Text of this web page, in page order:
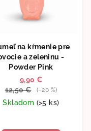
na kŕmenie pre
a zeleninu -
Powder Pink
9,90 €
12,50 €
(–20 %)
Skladom (>5 ks)